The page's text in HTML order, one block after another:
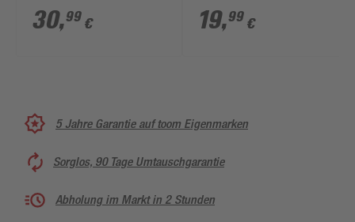
Doppelschleifer K200
30,99 €
Stück
19,99 €
5 Jahre Garantie auf toom Eigenmarken
Sorglos, 90 Tage Umtauschgarantie
Abholung im Markt in 2 Stunden